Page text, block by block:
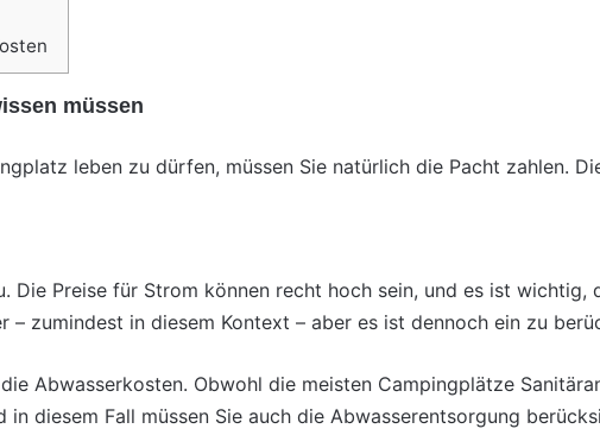
müssen
leben zu dürfen, müssen Sie natürlich die Pacht zahlen.
Die Preise für Strom können recht hoch sein, und es ist wichtig,
zumindest in diesem Kontext – aber es ist dennoch ein zu
Abwasserkosten. Obwohl die meisten Campingplätze
in diesem Fall müssen Sie auch die Abwasserentsorgung